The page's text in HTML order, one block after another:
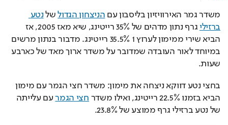
משדר גמר האירוויזיון בליסבון עם הניצחון הגדול של
נטע
ברזילי
גרף נתון מדהים של 35% רייטינג, שיא מאז 2005, אז
הביא שירי ממימון לערוץ 1 35.5% רייטינג. מדבור בנתון מרשים
במיוחד לאור העובדה שמדובר על משדר ארוך מאד של כארבע
שעות.
בחצי נטע דווקא ניצחה את מימון: משדר חצי הגמר עם מימון
הביא בזמנו 22.5% רייטינג, ואילו משדר
חצי הגמר
עם עלייתה
של נטע ברזילי גרף ממוצע של 23.8%.